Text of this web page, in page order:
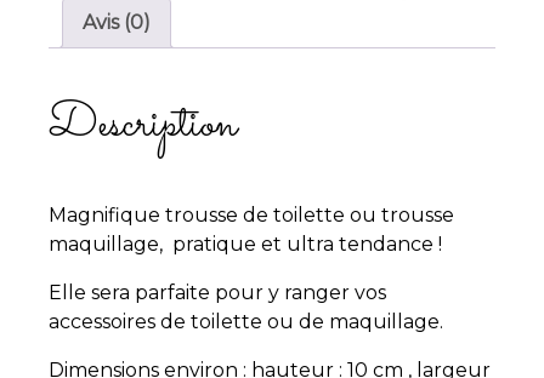
Avis (0)
Description
Magnifique trousse de toilette ou trousse
maquillage, pratique et ultra tendance !
Elle sera parfaite pour y ranger vos
accessoires de toilette ou de maquillage.
Dimensions environ : hauteur : 10 cm , largeur